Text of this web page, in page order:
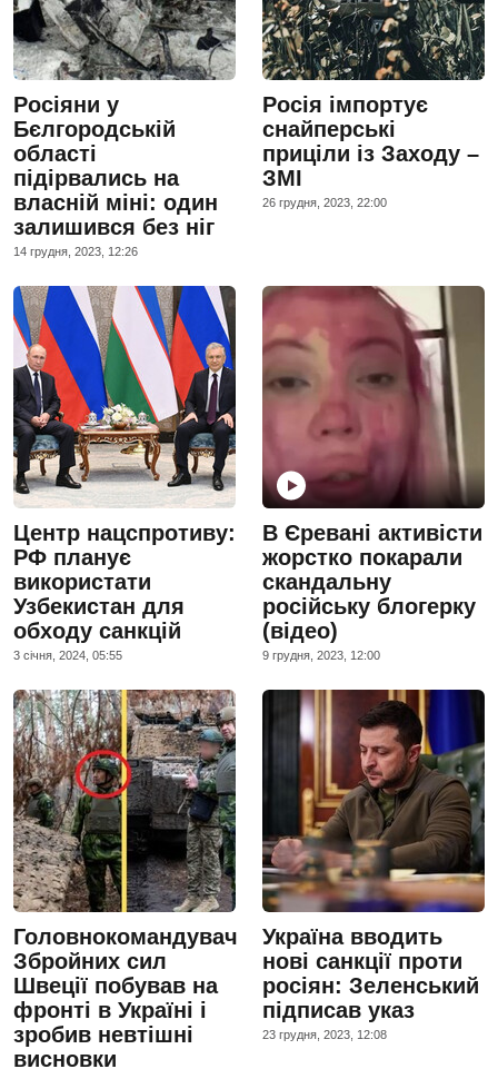
Росіяни у
Бєлгородській
області
підірвались на
власній міні: один
залишився без ніг
14 грудня, 2023, 12:26
Росія імпортує
снайперські
приціли із Заходу –
ЗМІ
26 грудня, 2023, 22:00
Центр нацспротиву:
РФ планує
використати
Узбекистан для
обходу санкцій
3 сiчня, 2024, 05:55
В Єревані активісти
жорстко покарали
скандальну
російську блогерку
(відео)
9 грудня, 2023, 12:00
Головнокомандувач
Збройних сил
Швеції побував на
фронті в Україні і
зробив невтішні
висновки
Україна вводить
нові санкції проти
росіян: Зеленський
підписав указ
23 грудня, 2023, 12:08